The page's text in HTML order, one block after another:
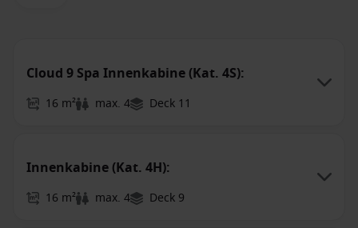
Cloud 9 Spa Innenkabine (Kat. 4S):
16 m² max. 4 Deck 11
Innenkabine (Kat. 4H):
16 m² max. 4 Deck 9